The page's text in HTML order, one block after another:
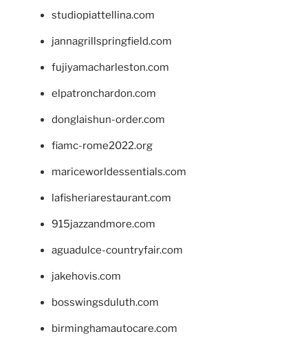
studiopiattellina.com
jannagrillspringfield.com
fujiyamacharleston.com
elpatronchardon.com
donglaishun-order.com
fiamc-rome2022.org
mariceworldessentials.com
lafisheriarestaurant.com
915jazzandmore.com
aguadulce-countryfair.com
jakehovis.com
bosswingsduluth.com
birminghamautocare.com